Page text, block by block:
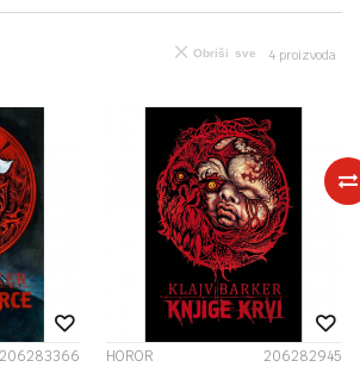
4 proizvoda
Obriši sve
206283366 HOROR 206282945